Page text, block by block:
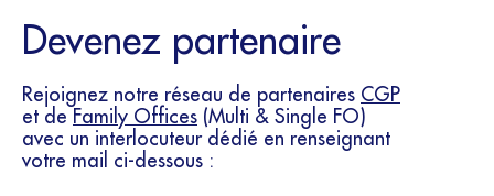
Devenez partenaire
Rejoignez notre réseau de partenaires CGP
et de Family Offices (Multi & Single FO)
avec un interlocuteur dédié en renseignant
votre mail ci-dessous :